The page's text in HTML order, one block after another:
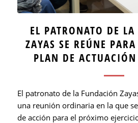
EL PATRONATO DE
ZAYAS SE REÚNE
PLAN DE
El patronato de la Fundación
una reunión ordinaria en la que
de acción para el próximo